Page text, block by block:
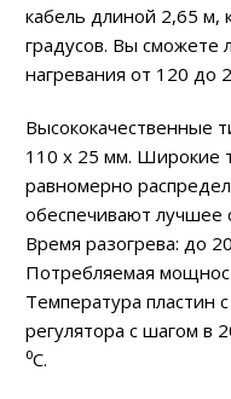
кабель длиной 2,65 м,
градусов. Вы сможете
нагревания от 120 до
Высококачественные
110 х 25 мм. Широкие
равномерно
обеспечивают лучшее
Время разогрева: до
Потребляемая
Температура
регулятора с шагом в
⁰С.